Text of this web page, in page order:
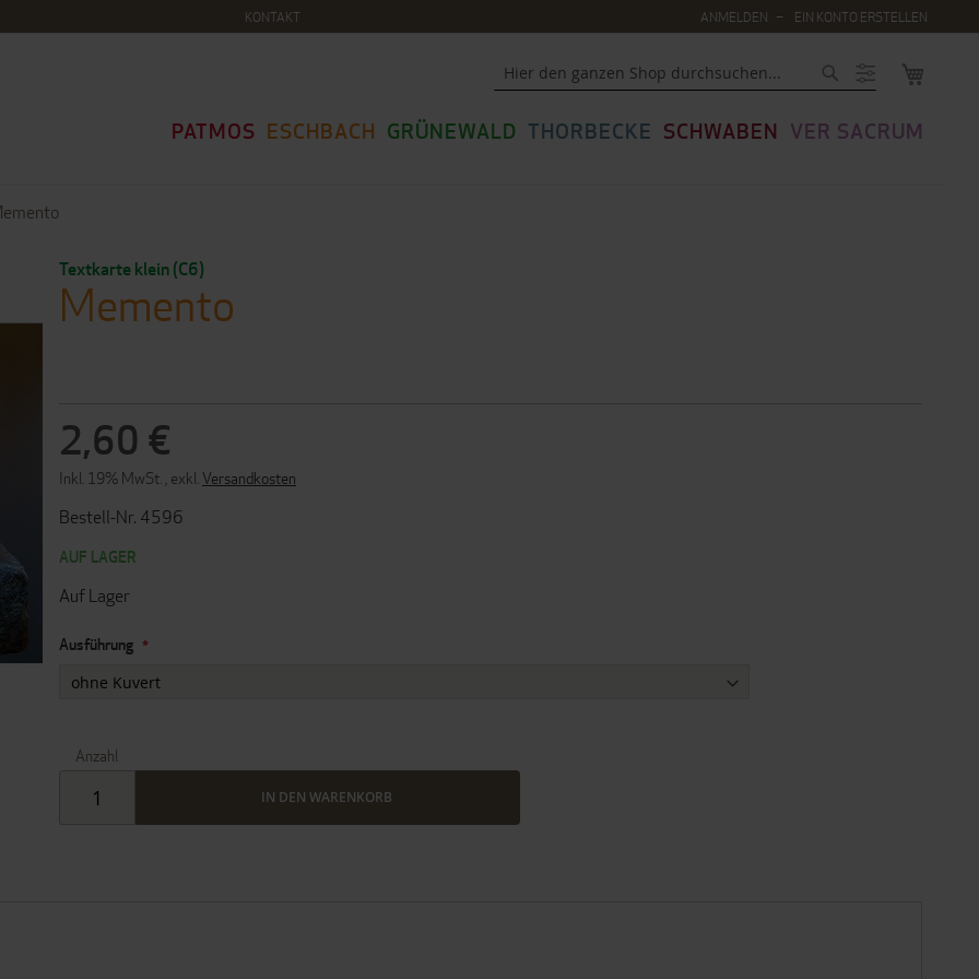
KONTAKT ANMELDEN EIN KONTO ERSTELLEN
PATMOS ESCHBACH GRÜNEWALD THORBECKE SCHWABEN VER SACRUM
Textkarte klein (C6)
Memento
2,60 €
Inkl. 19% MwSt. , exkl. Versandkosten
Bestell-Nr. 4596
AUF LAGER
Auf Lager
Ausführung
Anzahl
IN DEN WARENKORB